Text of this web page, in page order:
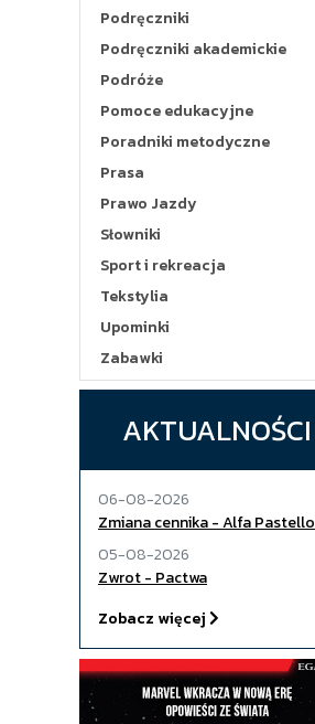
Podręczniki
Podręczniki akademickie
Podróże
Pomoce edukacyjne
Poradniki metodyczne
Prasa
Prawo Jazdy
Słowniki
Sport i rekreacja
Tekstylia
Upominki
Zabawki
AKTUALNOŚCI
06-08-2026
Zmiana cennika - Alfa Pastello
05-08-2026
Zwrot - Pactwa
Zobacz więcej